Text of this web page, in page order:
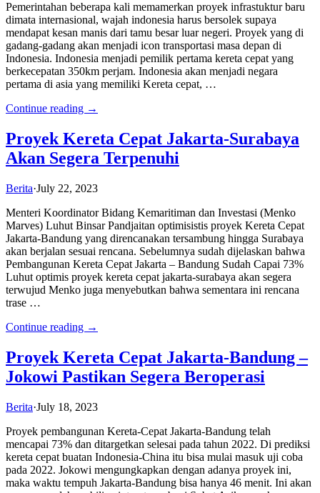
Pemerintahan beberapa kali memamerkan proyek infrastuktur baru
dimata internasional, wajah indonesia harus bersolek supaya
mendapat kesan manis dari tamu besar luar negeri. Proyek yang di
gadang-gadang akan menjadi icon transportasi masa depan di
Indonesia. Indonesia menjadi pemilik pertama kereta cepat yang
berkecepatan 350km perjam. Indonesia akan menjadi negara
pertama di asia yang memiliki Kereta cepat, …
Continue reading →
Proyek Kereta Cepat Jakarta-Surabaya
Akan Segera Terpenuhi
Berita·July 22, 2023
Menteri Koordinator Bidang Kemaritiman dan Investasi (Menko
Marves) Luhut Binsar Pandjaitan optimisistis proyek Kereta Cepat
Jakarta-Bandung yang direncanakan tersambung hingga Surabaya
akan berjalan sesuai rencana. Sebelumnya sudah dijelaskan bahwa
Pembangunan Kereta Cepat Jakarta – Bandung Sudah Capai 73%
Luhut optimis proyek kereta cepat jakarta-surabaya akan segera
terwujud Menko juga menyebutkan bahwa sementara ini rencana
trase …
Continue reading →
Proyek Kereta Cepat Jakarta-Bandung –
Jokowi Pastikan Segera Beroperasi
Berita·July 18, 2023
Proyek pembangunan Kereta-Cepat Jakarta-Bandung telah
mencapai 73% dan ditargetkan selesai pada tahun 2022. Di prediksi
kereta cepat buatan Indonesia-China itu bisa mulai masuk uji coba
pada 2022. Jokowi mengungkapkan dengan adanya proyek ini,
maka waktu tempuh Jakarta-Bandung bisa hanya 46 menit. Ini akan